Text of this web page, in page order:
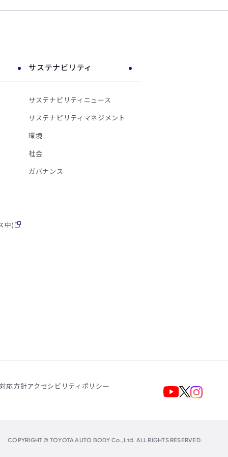
中)
サステナビリティ
サステナビリティニュース
サステナビリティマネジメント
環境
社会
ガバナンス
応方針アクセシビリティポリシー
COPYRIGHT © TOYOTA AUTO BODY Co.,Ltd. ALL RIGHTS RESERVED.